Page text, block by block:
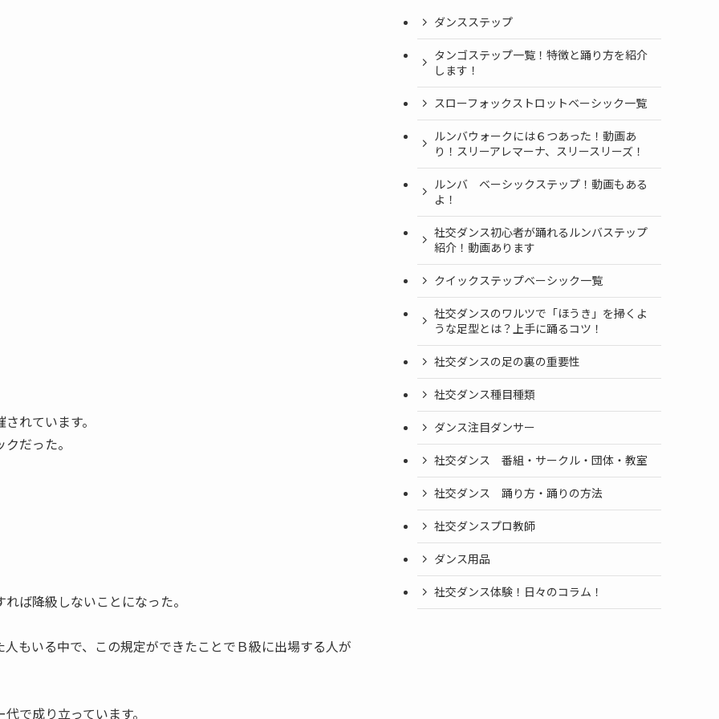
れています。
だった。
ば降級しないことになった。
もいる中で、この規定ができたことでＢ級に出場する人が
で成り立っています。
ダンスステップ
タンゴステップ一覧！特徴と踊り方を紹介
します！
スローフォックストロットベーシック一覧
ルンバウォークには６つあった！動画あ
り！スリーアレマーナ、スリースリーズ！
ルンバ ベーシックステップ！動画もある
よ！
社交ダンス初心者が踊れるルンバステップ
紹介！動画あります
クイックステップベーシック一覧
社交ダンスのワルツで「ほうき」を掃くよ
うな足型とは？上手に踊るコツ！
社交ダンスの足の裏の重要性
社交ダンス種目種類
ダンス注目ダンサー
社交ダンス 番組・サークル・団体・教室
社交ダンス 踊り方・踊りの方法
社交ダンスプロ教師
ダンス用品
社交ダンス体験！日々のコラム！